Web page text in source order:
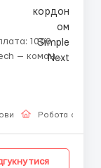
Робота онлайн